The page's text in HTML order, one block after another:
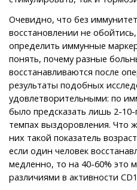
Очевидно, что без
восстановлении не
определить иммунные
понять, почему разные
восстанавливаются после
результаты подобных
удовлетворительными: по
было предсказать лишь 2-
темпах выздоровления. Что
них такой показатель
если один человек
медленно, то на 40-60% это
различиями в активности